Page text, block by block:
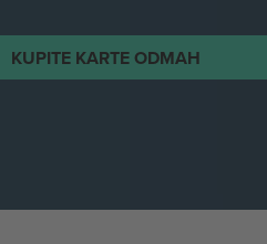
KUPITE KARTE ODMAH